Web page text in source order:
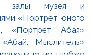
залы музея и
«Портрет юного
«Портрет Абая»
Мыслитель»